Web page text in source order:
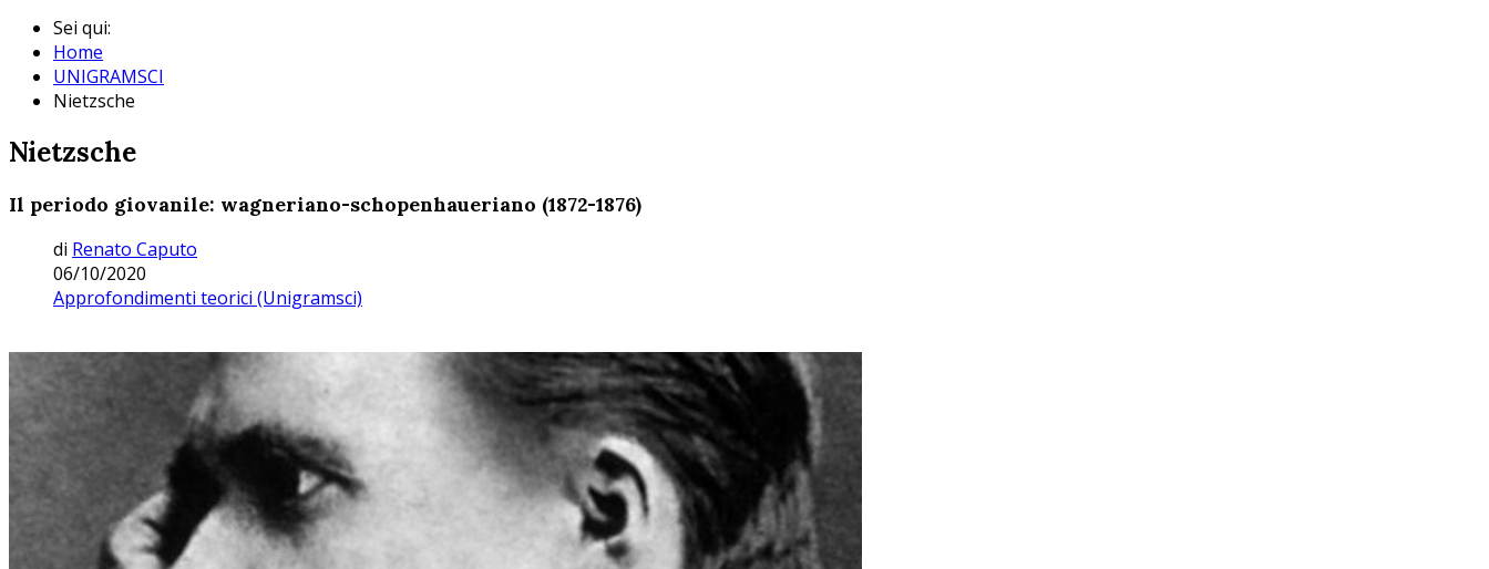
Sei qui:
Home
UNIGRAMSCI
Nietzsche
Nietzsche
Il periodo giovanile: wagneriano-schopenhaueriano (1872-1876)
di Renato Caputo
06/10/2020
Approfondimenti teorici (Unigramsci)